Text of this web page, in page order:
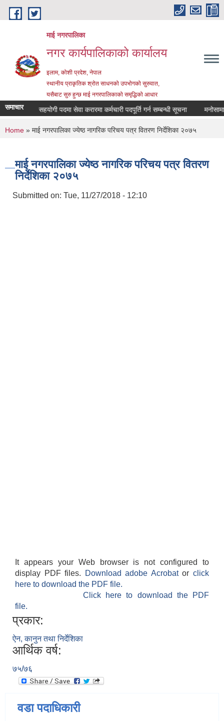
Skip to main content
माई नगरपालिका
नगर कार्यपालिकाको कार्यालय
इलाम, कोशी प्रदेश, नेपाल
स्थानीय प्राकृतिक श्रोत साधनको उपभोगको सुरुवात,
यसैबाट सुरु हुन्छ माई नगरपालिकाको समृद्धिको आधार
समाचार
कार्यालय सहयोगी पदमा सेवा करारमा कर्मचारी पदपूर्ति गर्न सम्बन्धी सूचना
You are here
Home » माई नगरपालिका ज्येष्ठ नागरिक परिचय पत्र वितरण निर्देशिका २०७५
माई नगरपालिका ज्येष्ठ नागरिक परिचय पत्र वितरण
निर्देशिका २०७५
Submitted on: Tue, 11/27/2018 - 12:10
It appears your Web browser is not configured to
display PDF files.
Download adobe Acrobatorclick
here to download the PDF file.
Click here to download the PDF
file.
प्रकार:
ऐन, कानुन तथा निर्देशिका
आर्थिक वर्ष:
७५/७६
वडा पदाधिकारी